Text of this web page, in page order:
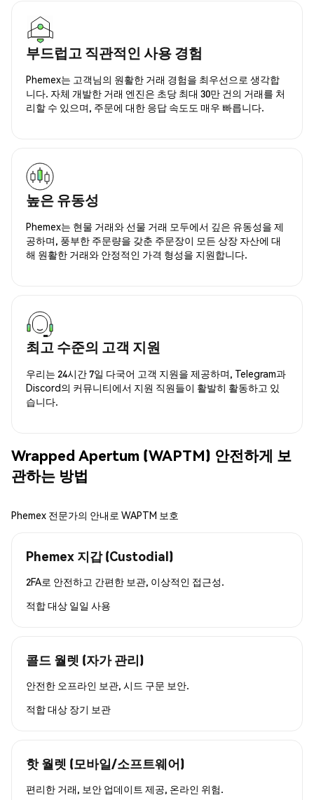
부드럽고 직관적인 사용 경험
Phemex는 고객님의 원활한 거래 경험을 최우선으로 생각합
니다. 자체 개발한 거래 엔진은 초당 최대 30만 건의 거래를 처
리할 수 있으며, 주문에 대한 응답 속도도 매우 빠릅니다.
높은 유동성
Phemex는 현물 거래와 선물 거래 모두에서 깊은 유동성을 제
공하며, 풍부한 주문량을 갖춘 주문장이 모든 상장 자산에 대
해 원활한 거래와 안정적인 가격 형성을 지원합니다.
최고 수준의 고객 지원
우리는 24시간 7일 다국어 고객 지원을 제공하며, Telegram과
Discord의 커뮤니티에서 지원 직원들이 활발히 활동하고 있
습니다.
Wrapped Apertum (WAPTM) 안전하게 보
관하는 방법
Phemex 전문가의 안내로 WAPTM 보호
Phemex 지갑 (Custodial)
2FA로 안전하고 간편한 보관, 이상적인 접근성.
적합 대상 일일 사용
콜드 월렛 (자가 관리)
안전한 오프라인 보관, 시드 구문 보안.
적합 대상 장기 보관
핫 월렛 (모바일/소프트웨어)
편리한 거래, 보안 업데이트 제공, 온라인 위험.